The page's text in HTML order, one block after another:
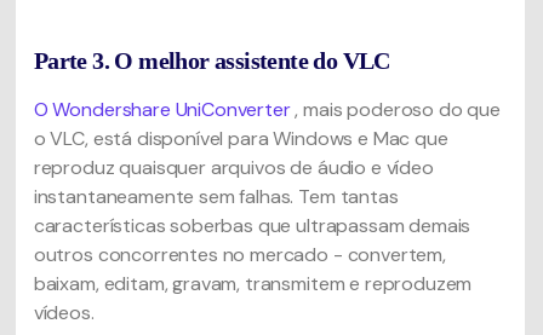
Parte 3. O melhor assistente do VLC
O Wondershare UniConverter, mais poderoso do que
o VLC, está disponível para Windows e Mac que
reproduz quaisquer arquivos de áudio e vídeo
instantaneamente sem falhas. Tem tantas
características soberbas que ultrapassam demais
outros concorrentes no mercado - convertem,
baixam, editam, gravam, transmitem e reproduzem
vídeos.